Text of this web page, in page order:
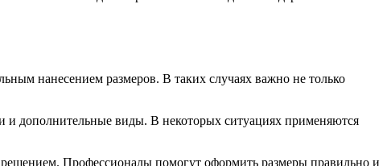
нанесением размеров. В таких случаях важно не только
дополнительные виды. В некоторых ситуациях применяются
Профессионалы помогут оформить размеры правильно и